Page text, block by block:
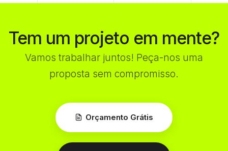
Tem um projeto em mente?
Vamos trabalhar juntos! Peça-nos uma
proposta sem compromisso.
Orçamento Grátis